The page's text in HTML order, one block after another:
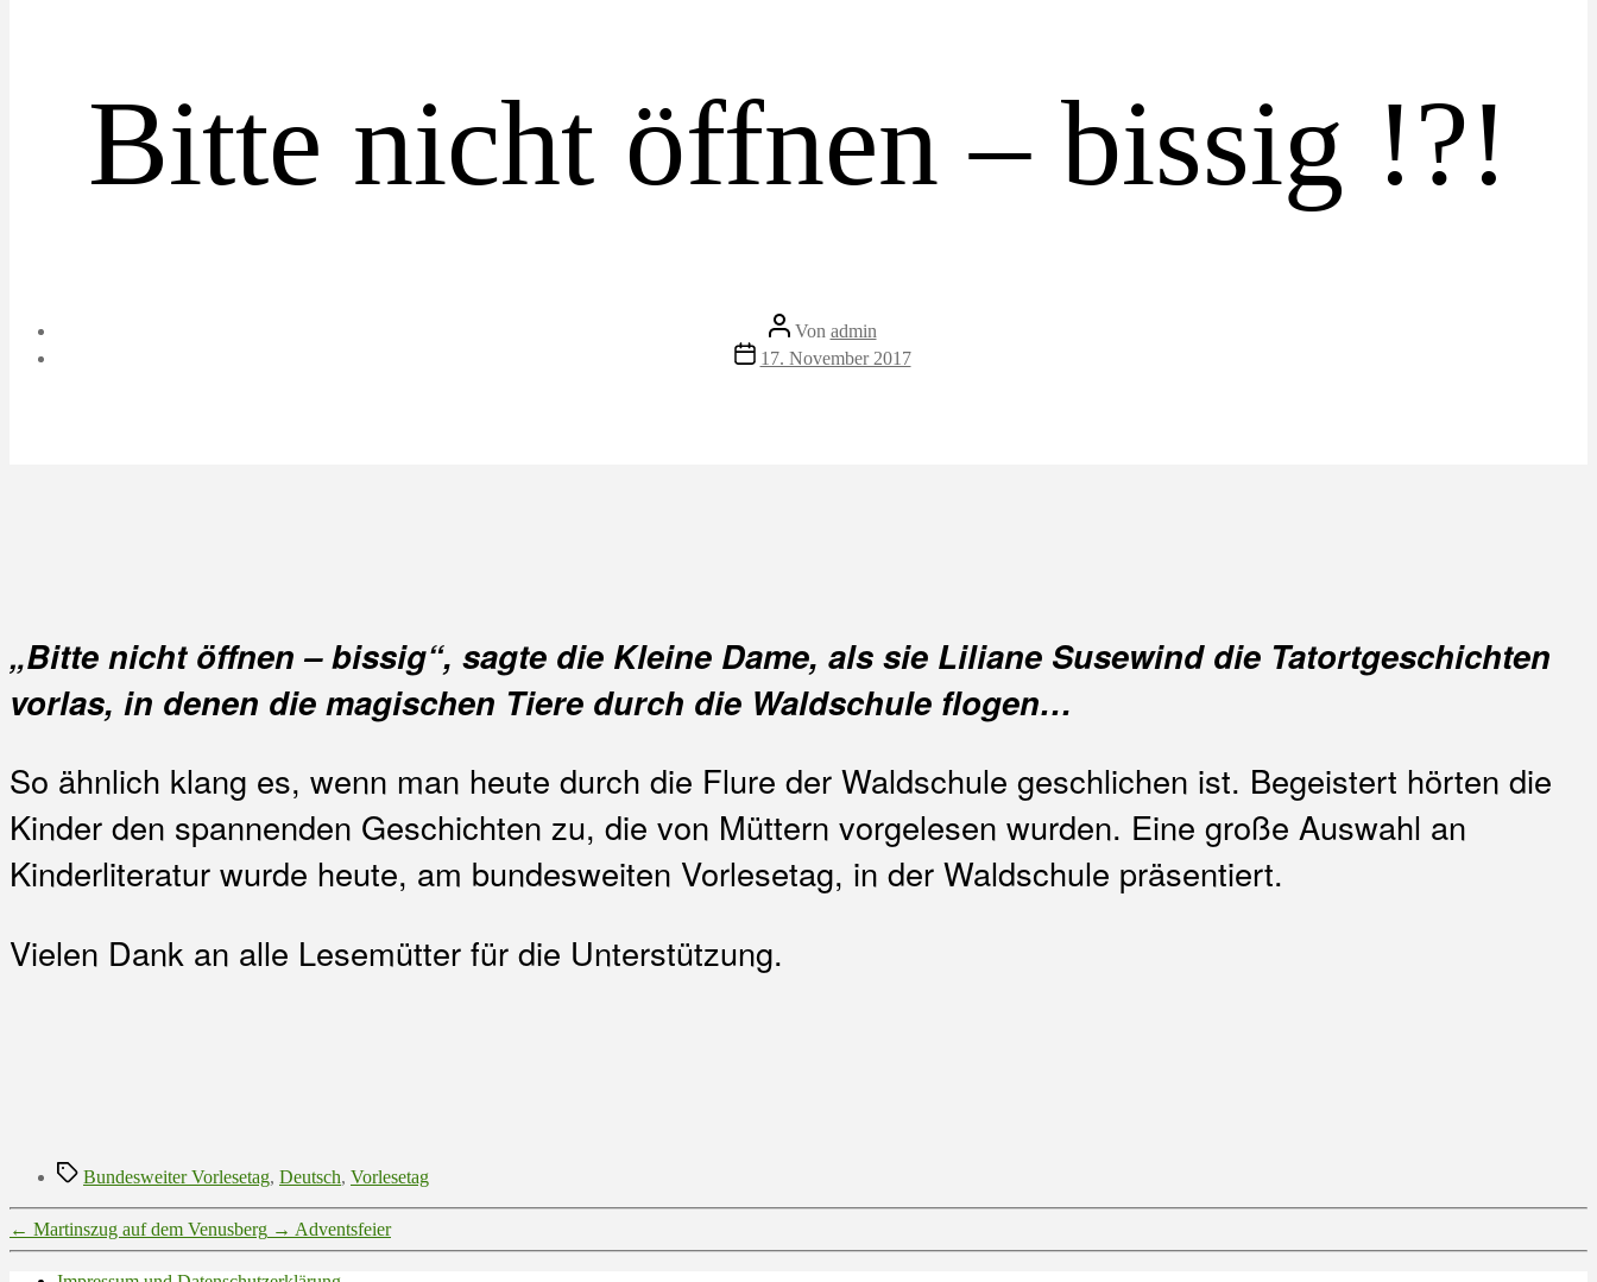
Bitte nicht öffnen – bissig !?!
Beitragsautor
Von admin
Veröffentlichungsdatum
17. November 2017
„Bitte nicht öffnen – bissig“, sagte die Kleine Dame, als sie Liliane Susewind die Tatortgeschichten
vorlas, in denen die magischen Tiere durch die Waldschule flogen…
So ähnlich klang es, wenn man heute durch die Flure der Waldschule geschlichen ist. Begeistert hörten die
Kinder den spannenden Geschichten zu, die von Müttern vorgelesen wurden. Eine große Auswahl an
Kinderliteratur wurde heute, am bundesweiten Vorlesetag, in der Waldschule präsentiert.
Vielen Dank an alle Lesemütter für die Unterstützung.
Schlagwörter
Bundesweiter Vorlesetag, Deutsch, Vorlesetag
← Martinszug auf dem Venusberg → Adventsfeier